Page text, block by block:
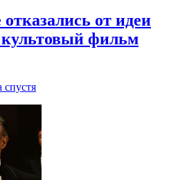
от идеи
культовый фильм
спустя